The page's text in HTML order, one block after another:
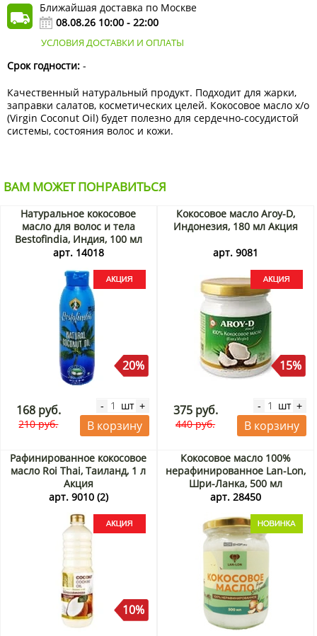
Ближайшая доставка по Москве
08.08.26 10:00 - 22:00
УСЛОВИЯ ДОСТАВКИ И ОПЛАТЫ
Срок годности: -
Качественный натуральный продукт. Подходит для жарки,
заправки салатов, косметических целей. Кокосовое масло х/о
(Virgin Coconut Oil) будет полезно для сердечно-сосудистой
системы, состояния волос и кожи.
ВАМ МОЖЕТ ПОНРАВИТЬСЯ
Натуральное кокосовое
масло для волос и тела
Bestofindia, Индия, 100 мл
Акция
арт. 14018
20%
168 руб.
210 руб.
- шт +
В корзину
Кокосовое масло Aroy-D,
Индонезия, 180 мл Акция
арт. 9081
15%
375 руб.
440 руб.
- шт +
В корзину
Рафинированное кокосовое
масло Roi Thai, Таиланд, 1 л
Акция
арт. 9010 (2)
10%
Кокосовое масло 100%
нерафинированное Lan-Lon,
Шри-Ланка, 500 мл
арт. 28450